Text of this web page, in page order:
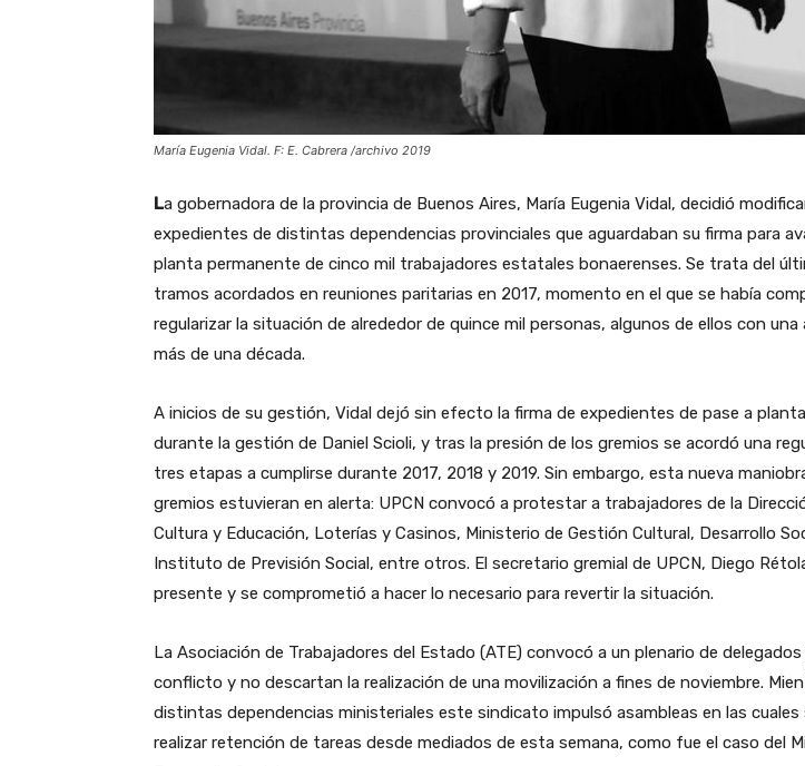
María Eugenia Vidal. F: E. Cabrera /archivo 2019
La gobernadora de la provincia de Buenos Aires, María Eugenia Vidal, decidió
expedientes de distintas dependencias provinciales que aguardaban su firma para
planta permanente de cinco mil trabajadores estatales bonaerenses. Se trata del
tramos acordados en reuniones paritarias en 2017, momento en el que se había
regularizar la situación de alrededor de quince mil personas, algunos de ellos con
más de una década.
A inicios de su gestión, Vidal dejó sin efecto la firma de expedientes de pase a
durante la gestión de Daniel Scioli, y tras la presión de los gremios se acordó una
tres etapas a cumplirse durante 2017, 2018 y 2019. Sin embargo, esta nueva
gremios estuvieran en alerta: UPCN convocó a protestar a trabajadores de la
Cultura y Educación, Loterías y Casinos, Ministerio de Gestión Cultural, Desarrollo
Instituto de Previsión Social, entre otros. El secretario gremial de UPCN, Diego
presente y se comprometió a hacer lo necesario para revertir la situación.
La Asociación de Trabajadores del Estado (ATE) convocó a un plenario de delegados
conflicto y no descartan la realización de una movilización a fines de noviembre.
distintas dependencias ministeriales este sindicato impulsó asambleas en las cuales
realizar retención de tareas desde mediados de esta semana, como fue el caso del